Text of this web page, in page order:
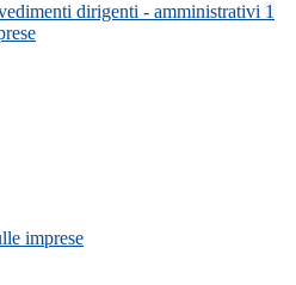
dirigenti - amministrativi 1
imprese